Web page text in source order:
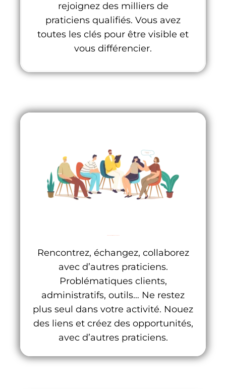
rejoignez des milliers de
praticiens qualifiés. Vous avez
toutes les clés pour être visible et
vous différencier.
Rencontrez, échangez, collaborez
avec d’autres praticiens.
Problématiques clients,
administratifs, outils… Ne restez
plus seul dans votre activité. Nouez
des liens et créez des opportunités,
avec d’autres praticiens.